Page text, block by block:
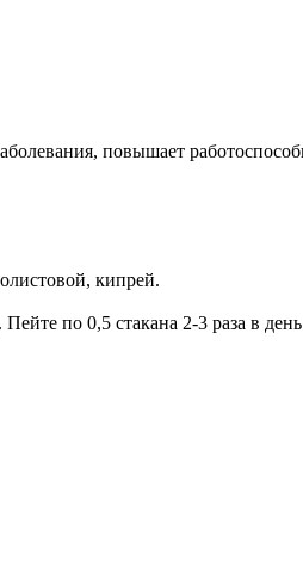
повышает
кипрей.
по 0,5 стакана 2-3 раза в